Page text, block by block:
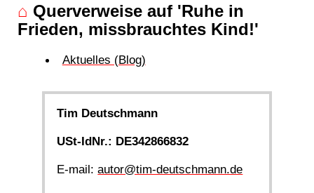
⌂ Querverweise auf 'Ruhe in
Frieden, missbrauchtes Kind!'
Aktuelles (Blog)
Tim Deutschmann
USt-IdNr.: DE342866832
E-mail:autor@tim-deutschmann.de